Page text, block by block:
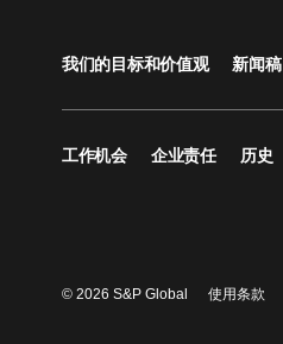
我们的目标和价值观 新闻稿
工作机会 企业责任 历史
© 2026 S&P Global 使用条款